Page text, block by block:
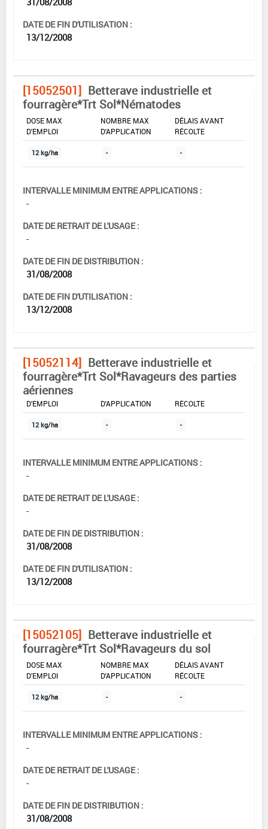
DATE DE FIN D'UTILISATION :
13/12/2008
[15052501] Betterave industrielle et
fourragère*Trt Sol*Nématodes
DOSE MAX
D'EMPLOI
NOMBRE MAX
D'APPLICATION
DÉLAIS AVANT
RÉCOLTE
12 kg/ha - -
INTERVALLE MINIMUM ENTRE APPLICATIONS :
-
DATE DE RETRAIT DE L'USAGE :
-
DATE DE FIN DE DISTRIBUTION :
31/08/2008
DATE DE FIN D'UTILISATION :
13/12/2008
[15052114] Betterave industrielle et
fourragère*Trt Sol*Ravageurs des parties
aériennes
DOSE MAX
D'EMPLOI
D'APPLICATION
RÉCOLTE
12 kg/ha - -
INTERVALLE MINIMUM ENTRE APPLICATIONS :
-
DATE DE RETRAIT DE L'USAGE :
-
DATE DE FIN DE DISTRIBUTION :
31/08/2008
DATE DE FIN D'UTILISATION :
13/12/2008
[15052105] Betterave industrielle et
fourragère*Trt Sol*Ravageurs du sol
DOSE MAX
D'EMPLOI
NOMBRE MAX
D'APPLICATION
DÉLAIS AVANT
RÉCOLTE
12 kg/ha - -
INTERVALLE MINIMUM ENTRE APPLICATIONS :
-
DATE DE RETRAIT DE L'USAGE :
-
DATE DE FIN DE DISTRIBUTION :
31/08/2008